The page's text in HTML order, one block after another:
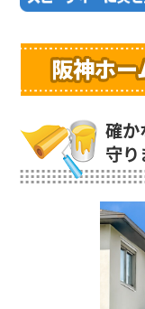
阪神ホー
確か
守